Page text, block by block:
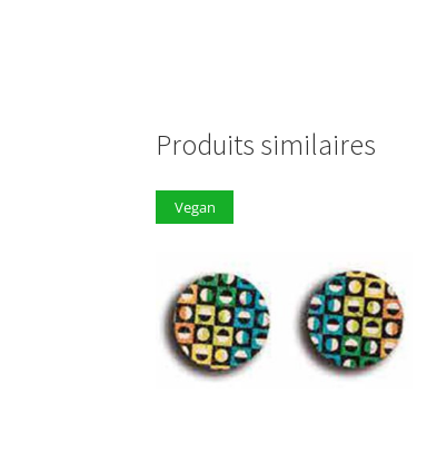
Produits similaires
Vegan